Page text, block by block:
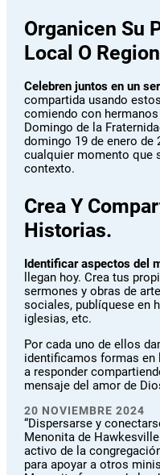
Organicen Su
Local O
Celebren juntos en un
compartida usando
comiendo con
Domingo de la
domingo 19 de enero de
cualquier momento que
contexto.
Crea Y
Historias.
Identificar aspectos del
llegan hoy. Crea tus
sermones y obras de
sociales, publíquese en
iglesias, etc.
Por cada uno de ellos
identificamos formas
a responder
mensaje del amor de
20 NOVIEMBRE 2024
“Dispersarse y
Menonita de
activo de la
para apoyar a otros